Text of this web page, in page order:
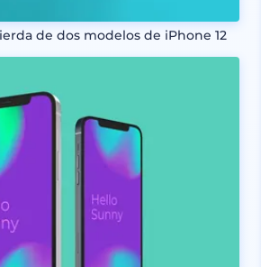
de dos modelos de iPhone 12